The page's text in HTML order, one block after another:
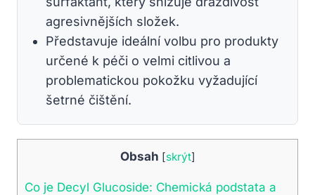
agresivnějších složek.
Představuje ideální volbu pro produkty
určené k péči o velmi citlivou a
problematickou pokožku vyžadující
šetrné čištění.
Obsah [skrýt]
Co je Decyl Glucoside: Chemická podstata a